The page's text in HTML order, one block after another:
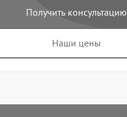
Получить консультацию
Наши цены